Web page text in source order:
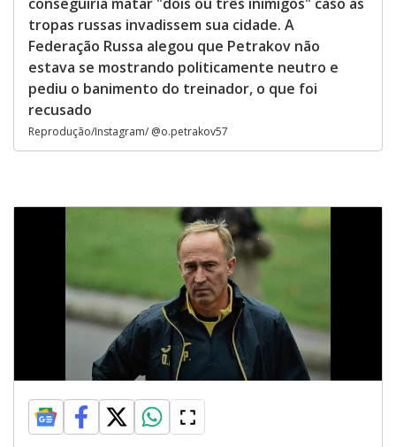
tropas russas invadissem sua cidade. A
Federação Russa alegou que Petrakov não
estava se mostrando politicamente neutro e
pediu o banimento do treinador, o que foi
recusado
Reprodução/Instagram/ @o.petrakov57